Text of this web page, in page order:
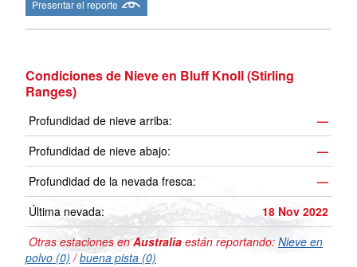
Presentar el reporte
Condiciones de Nieve en Bluff Knoll (Stirling
Ranges)
Profundidad de nieve arriba:
—
Profundidad de nieve abajo:
—
Profundidad de la nevada fresca:
—
Última nevada:
18 Nov 2022
Otras estaciones enAustralia están reportando: Nieve en
polvo (0) /buena pista (0)